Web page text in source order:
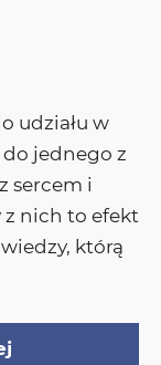
udziału w
jednego z
sercem i
z nich to efekt
którą